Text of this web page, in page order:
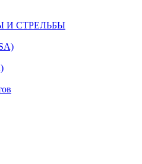
И СТРЕЛЬБЫ